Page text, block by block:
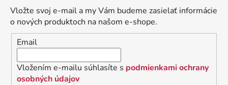
Vložte svoj e-mail a my Vám budeme zasielať informácie
o nových produktoch na našom e-shope.
Email
Vložením e-mailu súhlasíte s podmienkami ochrany
osobných údajov